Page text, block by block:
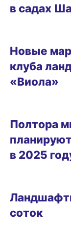
в садах
Новые
клуба
«Виола»
Полтора
в 2025
соток